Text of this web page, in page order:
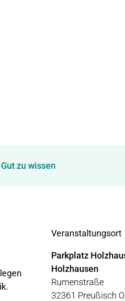
Gut zu wissen
Veranstaltungsort
Parkplatz
Holzhausen
Rumenstraße
32361 Preußisch